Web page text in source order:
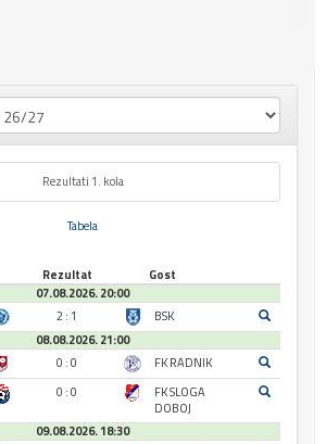
Rezultati 1. kola
Tabela
Rezultat
Gost
07.08.2026. 20:00
2 : 1
BSK
08.08.2026. 21:00
0 : 0
FK RADNIK
0 : 0
FK SLOGA
DOBOJ
09.08.2026. 18:30